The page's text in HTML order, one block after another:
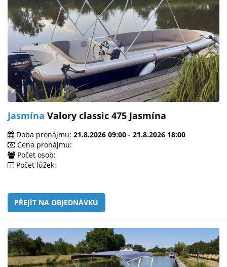
Jasmína Valory classic 475 Jasmína
Doba pronájmu: 21.8.2026 09:00 - 21.8.2026 18:00
Cena pronájmu:
Počet osob:
Počet lůžek:
PŘEJÍT NA OBJEDNÁVKU